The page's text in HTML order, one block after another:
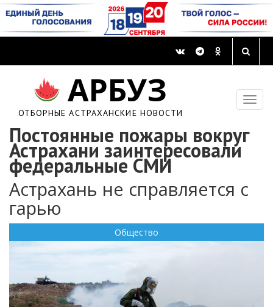
АРБУЗ
ОТБОРНЫЕ АСТРАХАНСКИЕ НОВОСТИ
Постоянные пожары вокруг
Астрахани заинтересовали
федеральные СМИ
Астрахань не справляется с
гарью
Общество